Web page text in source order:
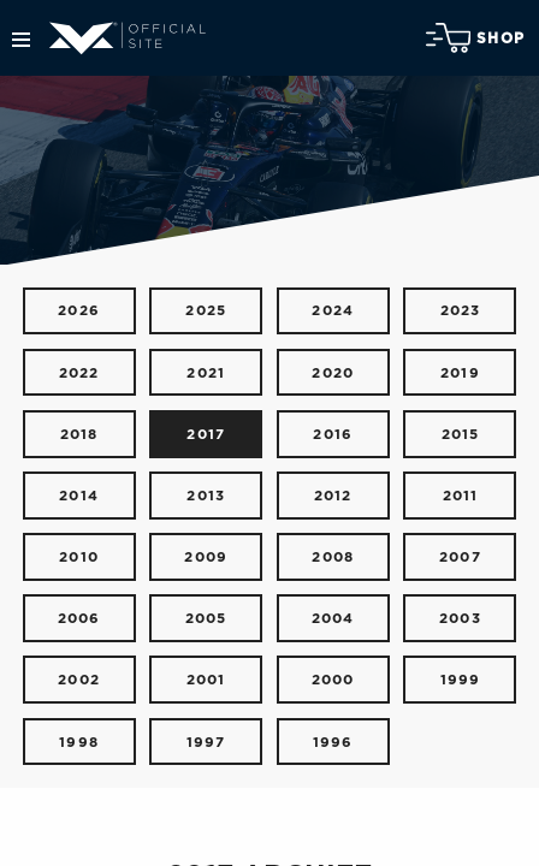
SHOP
2026 2025 2024 2023
2022 2021 2020 2019
2018 2017 2016 2015
2014 2013 2012 2011
2010 2009 2008 2007
2006 2005 2004 2003
2002 2001 2000 1999
1998 1997 1996